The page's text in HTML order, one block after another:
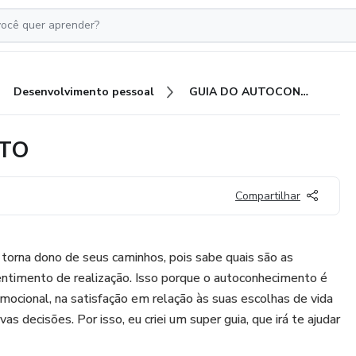
Desenvolvimento pessoal GUIA DO AUTOCONHECIMENTO
Compartilhar
dono de seus caminhos, pois sabe quais são as
de realização. Isso porque o autoconhecimento é
na satisfação em relação às suas escolhas de vida
decisões. Por isso, eu criei um super guia, que irá te ajudar